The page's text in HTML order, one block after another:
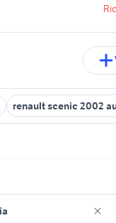
renault scenic 2002